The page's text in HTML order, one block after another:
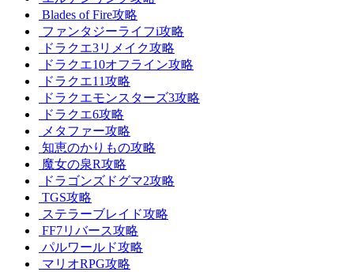
Blades of Fire攻略
ファンタジーライフi攻略
ドラクエ3リメイク攻略
ドラクエ10オフライン攻略
ドラクエ11攻略
ドラクエモンスターズ3攻略
ドラクエ6攻略
メタファー攻略
知恵のかりもの攻略
魔女の泉R攻略
ドラゴンズドグマ2攻略
TGS攻略
ステラーブレイド攻略
FF7リバース攻略
パルワールド攻略
マリオRPG攻略